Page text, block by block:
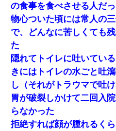
の食事を食べさせる人だ
物心ついた頃には常人の
で、どんなに苦しくても
た
隠れてトイレに吐いてい
きにはトイレの水ごと吐
し（それがトラウマで吐け
胃が破裂しかけて二回入
らなかった
拒絶すれば顔が腫れるく